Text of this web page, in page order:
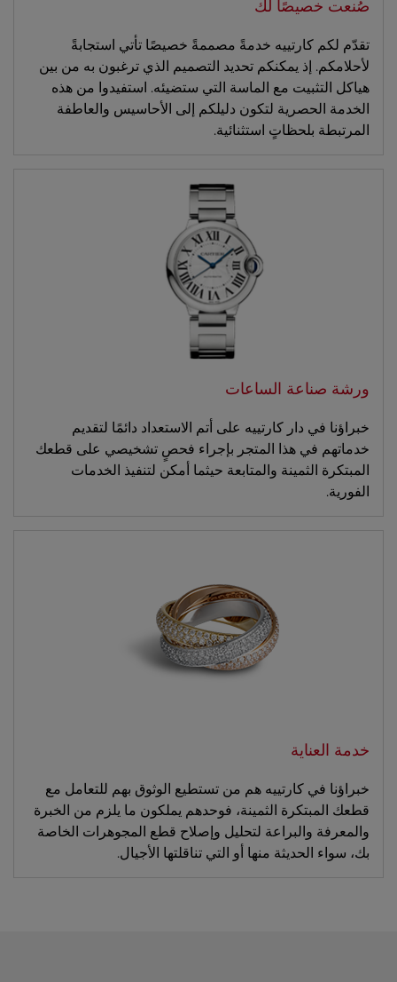
صُنعت خصيصًا لك
تقدّم لكم كارتييه خدمةً مصممةً خصيصًا تأتي استجابةً
لأحلامكم. إذ يمكنكم تحديد التصميم الذي ترغبون به من بين
هياكل التثبيت مع الماسة التي ستضيئه. استفيدوا من هذه
الخدمة الحصرية لتكون دليلكم إلى الأحاسيس والعاطفة
المرتبطة بلحظاتٍ استثنائية.
ورشة صناعة الساعات
خبراؤنا في دار كارتييه على أتم الاستعداد دائمًا لتقديم
خدماتهم في هذا المتجر بإجراء فحصٍ تشخيصي على قطعك
المبتكرة الثمينة والمتابعة حيثما أمكن لتنفيذ الخدمات
الفورية.
خدمة العناية
خبراؤنا في كارتييه هم من تستطيع الوثوق بهم للتعامل مع
قطعك المبتكرة الثمينة، فوحدهم يملكون ما يلزم من الخبرة
والمعرفة والبراعة لتحليل وإصلاح قطع المجوهرات الخاصة
بك، سواء الحديثة منها أو التي تناقلتها الأجيال.